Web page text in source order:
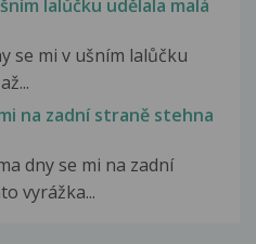
lalůčku udělala malá
se mi v ušním lalůčku
na zadní straně stehna
dny se mi na zadní
vyrážka...